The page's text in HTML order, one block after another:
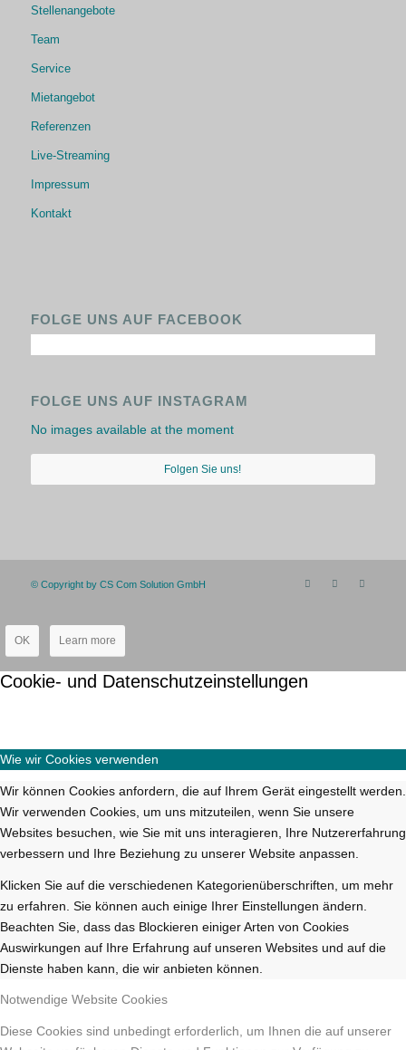
Stellenangebote
Team
Service
Mietangebot
Referenzen
Live-Streaming
Impressum
Kontakt
FOLGE UNS AUF FACEBOOK
FOLGE UNS AUF INSTAGRAM
No images available at the moment
Folgen Sie uns!
© Copyright by CS Com Solution GmbH
OK Learn more
Cookie- und Datenschutzeinstellungen
Wie wir Cookies verwenden
Wir können Cookies anfordern, die auf Ihrem Gerät eingestellt werden.
Wir verwenden Cookies, um uns mitzuteilen, wenn Sie unsere
Websites besuchen, wie Sie mit uns interagieren, Ihre Nutzererfahrung
verbessern und Ihre Beziehung zu unserer Website anpassen.
Klicken Sie auf die verschiedenen Kategorienüberschriften, um mehr
zu erfahren. Sie können auch einige Ihrer Einstellungen ändern.
Beachten Sie, dass das Blockieren einiger Arten von Cookies
Auswirkungen auf Ihre Erfahrung auf unseren Websites und auf die
Dienste haben kann, die wir anbieten können.
Notwendige Website Cookies
Diese Cookies sind unbedingt erforderlich, um Ihnen die auf unserer